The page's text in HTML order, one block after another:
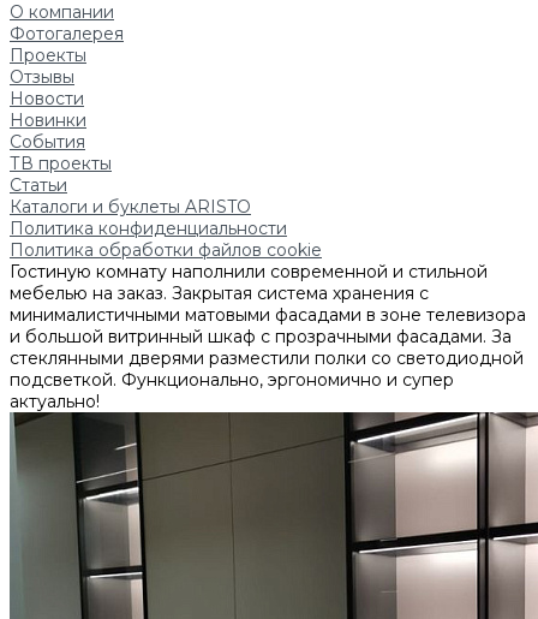
О компании
Фотогалерея
Проекты
Отзывы
Новости
Новинки
События
ТВ проекты
Статьи
Каталоги и буклеты ARISTO
Политика конфиденциальности
Политика обработки файлов cookie
Гостиную комнату наполнили современной и стильной
мебелью на заказ. Закрытая система хранения с
минималистичными матовыми фасадами в зоне телевизора
и большой витринный шкаф с прозрачными фасадами. За
стеклянными дверями разместили полки со светодиодной
подсветкой. Функционально, эргономично и супер
актуально!